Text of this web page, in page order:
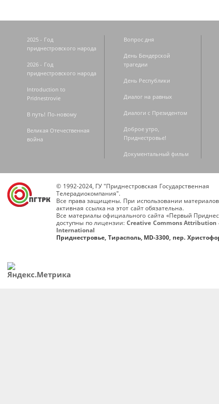
2025 - Год
приднестровского народа
2026 - Год
приднестровского народа
Introduction to
Pridnestrovie
В путь! По-новому
Великая Отечественная
война
Вопрос дня
День Бендерской
трагедии
День Республики
Диалог на равных
Диалоги с Президентом
Доброе утро,
Приднестровье!
Документальный фильм
© 1992-2024, ГУ "Приднестровская Государственная
Телерадиокомпания".
Все права защищены. При использовании
активная ссылка на этот сайт обязательна.
Все материалы официального сайта «Первый
доступны по лицензии: Creative Commons Attribution
International
Приднестровье, Тирасполь, MD-3300, пер.